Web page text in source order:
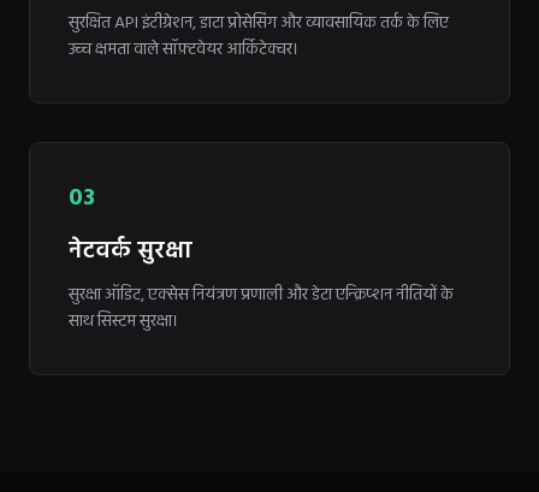
सुरक्षित API इंटीग्रेशन, डाटा प्रोसेसिंग और व्यावसायिक तर्क के लिए
उच्च क्षमता वाले सॉफ़्टवेयर आर्किटेक्चर।
03
नेटवर्क सुरक्षा
सुरक्षा ऑडिट, एक्सेस नियंत्रण प्रणाली और डेटा एन्क्रिप्शन नीतियों के
साथ सिस्टम सुरक्षा।